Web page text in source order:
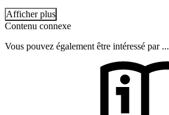
Afficher plus
Contenu connexe
Vous pouvez également être intéressé par ...